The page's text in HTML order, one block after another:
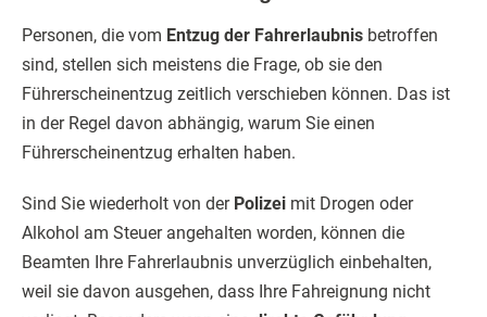
Personen, die vom Entzug der Fahrerlaubnis betroffen
sind, stellen sich meistens die Frage, ob sie den
Führerscheinentzug zeitlich verschieben können. Das ist
in der Regel davon abhängig, warum Sie einen
Führerscheinentzug erhalten haben.
Sind Sie wiederholt von der Polizei mit Drogen oder
Alkohol am Steuer angehalten worden, können die
Beamten Ihre Fahrerlaubnis unverzüglich einbehalten,
weil sie davon ausgehen, dass Ihre Fahreignung nicht